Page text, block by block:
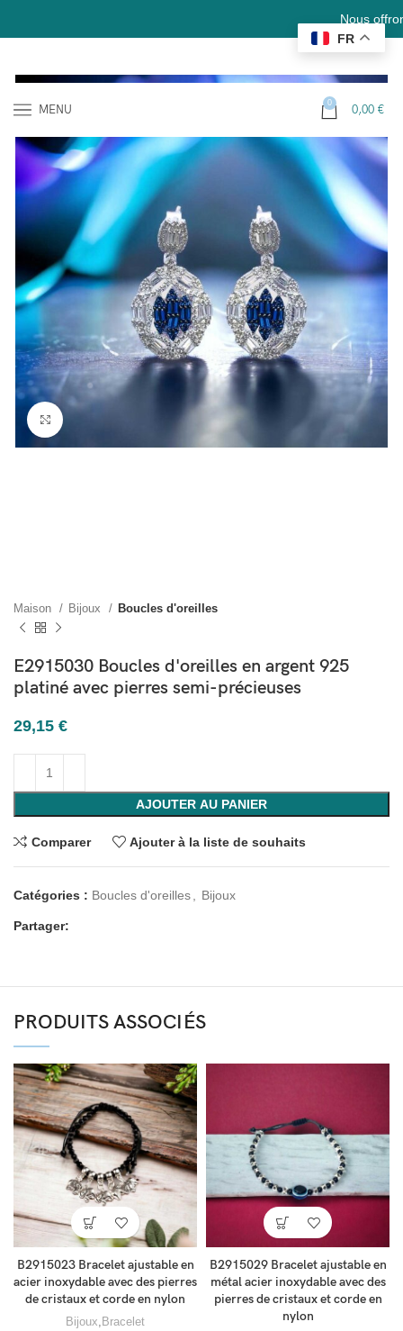
Nous offrons la
MENU 0 0,00 €
Cliquez pour agrandir
Maison Bijoux Boucles d'oreilles
E2915030 Boucles d'oreilles en argent 925
platiné avec pierres semi-précieuses
29,15 €
AJOUTER AU PANIER
Comparer Ajouter à la liste de souhaits
Catégories : Boucles d'oreilles, Bijoux
Partager:
PRODUITS ASSOCIÉS
B2915023 Bracelet ajustable en
acier inoxydable avec des pierres
de cristaux et corde en nylon
Bijoux, Bracelet
B2915029 Bracelet ajustable en
métal acier inoxydable avec des
pierres de cristaux et corde en
nylon
FR